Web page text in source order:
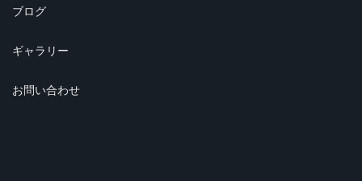
ブログ
ギャラリー
お問い合わせ